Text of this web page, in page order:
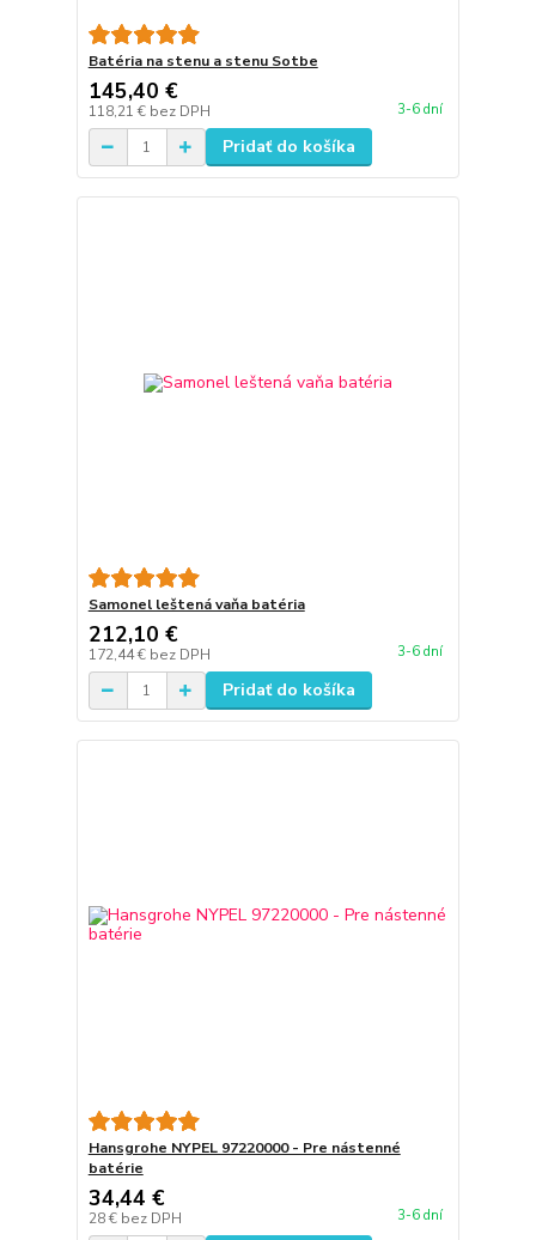
Batéria na stenu a stenu Sotbe
145,40 €
118,21 € bez DPH 3-6 dní
Pridať do košíka
Samonel leštená vaňa batéria
212,10 €
172,44 € bez DPH 3-6 dní
Pridať do košíka
Hansgrohe NYPEL 97220000 - Pre nástenné
batérie
34,44 €
28 € bez DPH 3-6 dní